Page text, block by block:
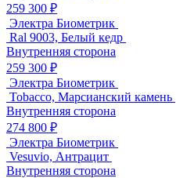
259 300 ₽
Электра Биометрик
Ral 9003, Белый кедр
Внутренняя сторона
259 300 ₽
Электра Биометрик
Tobacco, Марсианский камень
Внутренняя сторона
274 800 ₽
Электра Биометрик
Vesuvio, Антрацит
Внутренняя сторона